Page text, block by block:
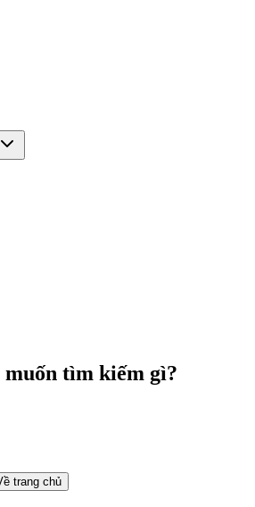
tìm kiếm gì?
trang chủ